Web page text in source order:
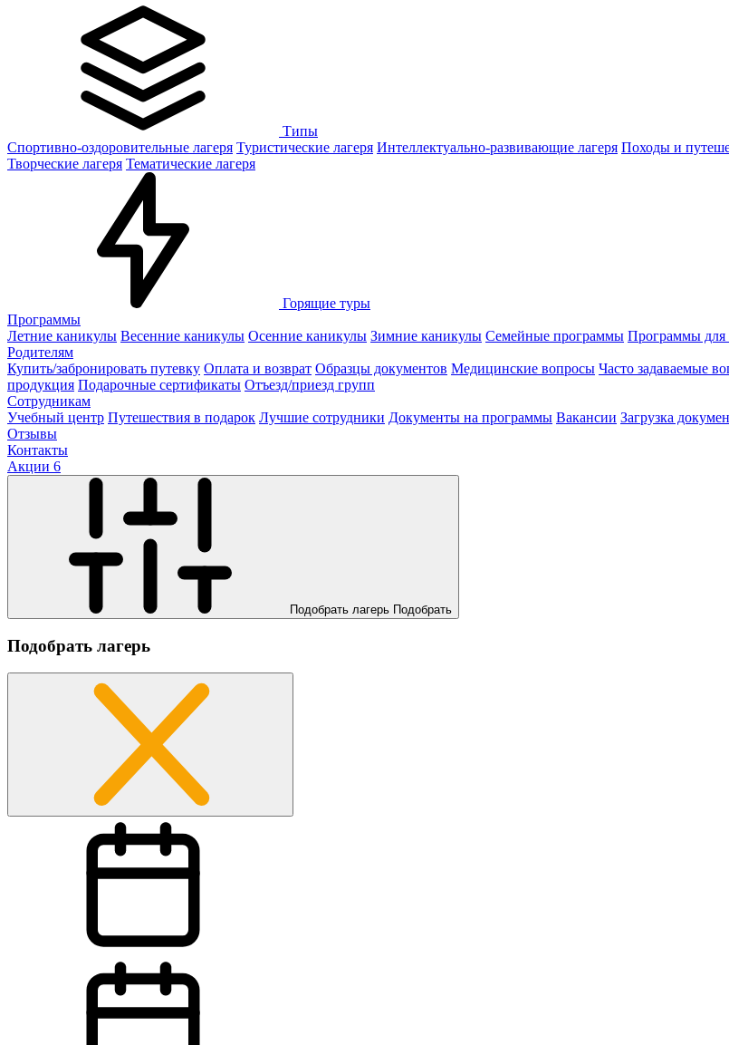
Типы
Спортивно-оздоровительные лагеря Туристические лагеря Интеллектуально-развивающие лагеря Походы и
Творческие лагеря Тематические лагеря
Горящие туры
Программы
Летние каникулы Весенние каникулы Осенние каникулы Зимние каникулы Семейные программы Программы для
Родителям
Купить/забронировать путевку Оплата и возврат Образцы документов Медицинские вопросы Часто задаваемые
продукция Подарочные сертификаты Отъезд/приезд групп
Сотрудникам
Учебный центр Путешествия в подарок Лучшие сотрудники Документы на программы Вакансии Загрузка
Отзывы
Контакты
Акции 6
Подобрать лагерь Подобрать
Подобрать лагерь